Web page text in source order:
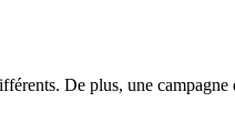
De plus, une campagne